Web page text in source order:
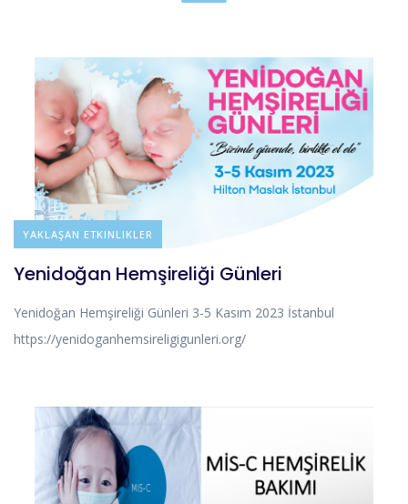
DUYURULAR
YAKLAŞAN ETKINLIKLER
Yenidoğan Hemşireliği Günleri
Yenidoğan Hemşireliği Günleri 3-5 Kasım 2023 İstanbul
https://yenidoganhemsireligigunleri.org/